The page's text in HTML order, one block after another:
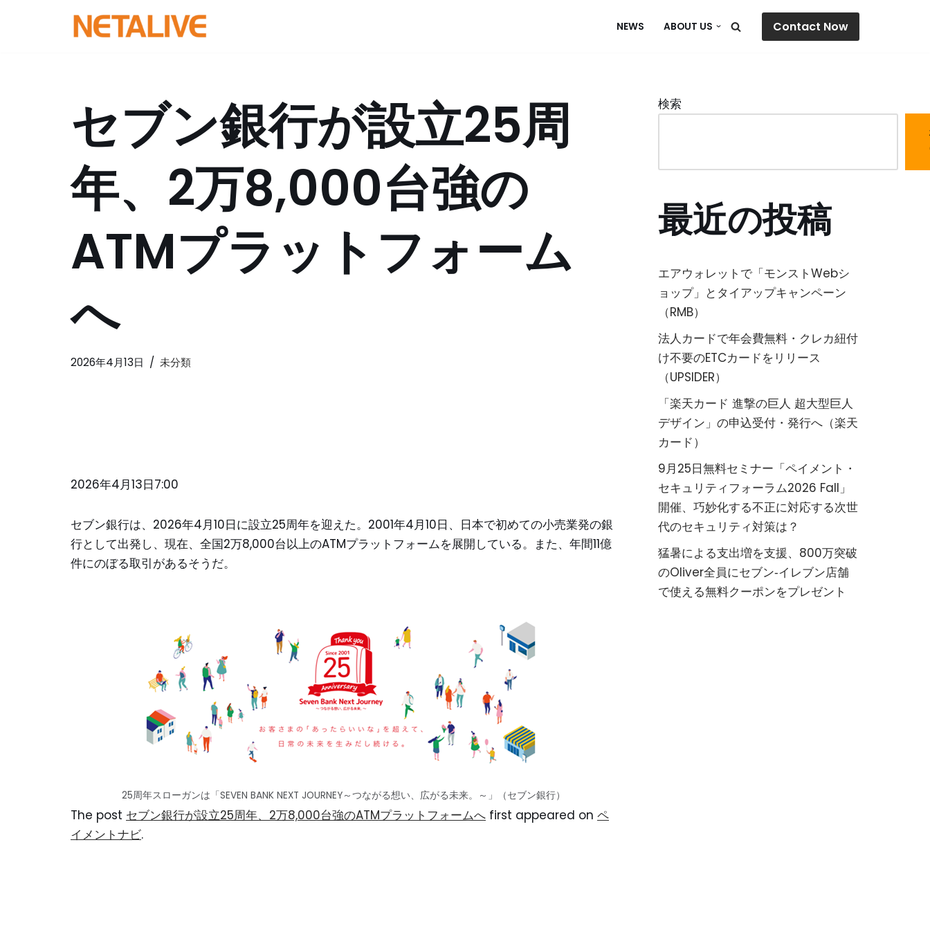
NEWS ABOUT US Contact Now
セブン銀行が設立25周
年、2万8,000台強の
ATMプラットフォーム
へ
2026年4月13日 未分類
2026年4月13日7:00
セブン銀行は、2026年4月10日に設立25周年を迎えた。2001年4月10日、日本で初めての小売業発の銀
行として出発し、現在、全国2万8,000台以上のATMプラットフォームを展開している。また、年間11億
件にのぼる取引があるそうだ。
25周年スローガンは「SEVEN BANK NEXT JOURNEY～つながる想い、広がる未来。～」（セブン銀行）
The post セブン銀行が設立25周年、2万8,000台強のATMプラットフォームへ first appeared on ペ
イメントナビ.
検索
最近の投稿
エアウォレットで「モンストWebシ
ョップ」とタイアップキャンペーン
（RMB）
法人カードで年会費無料・クレカ紐付
け不要のETCカードをリリース
（UPSIDER）
「楽天カード 進撃の巨人 超大型巨人
デザイン」の申込受付・発行へ（楽天
カード）
9月25日無料セミナー「ペイメント・
セキュリティフォーラム2026 Fall」
開催、巧妙化する不正に対応する次世
代のセキュリティ対策は？
猛暑による支出増を支援、800万突破
のOliver全員にセブン‐イレブン店舗
で使える無料クーポンをプレゼント